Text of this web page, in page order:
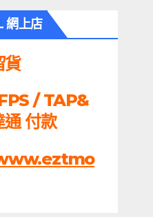
網上店
貨
/ TAP&
付款